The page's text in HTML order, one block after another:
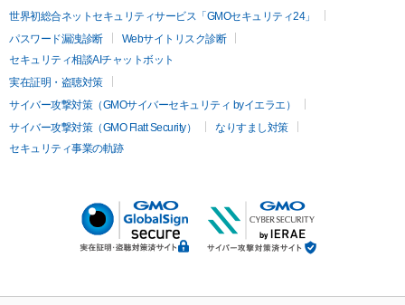
世界初総合ネットセキュリティサービス「GMOセキュリティ24」
パスワード漏洩診断
Webサイトリスク診断
セキュリティ相談AIチャットボット
実在証明・盗聴対策
サイバー攻撃対策（GMOサイバーセキュリティ byイエラエ）
サイバー攻撃対策（GMO Flatt Security）
なりすまし対策
セキュリティ事業の軌跡